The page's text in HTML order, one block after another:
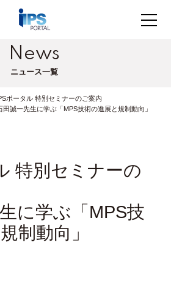
News
ニュース一覧
ポータル 特別セミナーのご案内
田誠一先生に学ぶ「MPS技術の進展と規制動向」
特別セミナーの
に学ぶ「MPS技
制動向」